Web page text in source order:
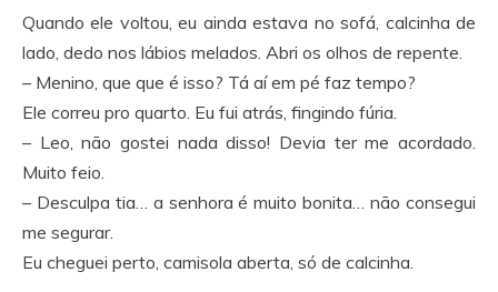
Quando ele voltou, eu ainda estava no sofá, calcinha de
lado, dedo nos lábios melados. Abri os olhos de repente.
– Menino, que que é isso? Tá aí em pé faz tempo?
Ele correu pro quarto. Eu fui atrás, fingindo fúria.
– Leo, não gostei nada disso! Devia ter me acordado.
Muito feio.
– Desculpa tia… a senhora é muito bonita… não consegui
me segurar.
Eu cheguei perto, camisola aberta, só de calcinha.